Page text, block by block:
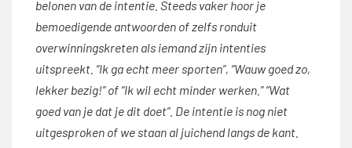
belonen van de intentie. Steeds vaker hoor je
bemoedigende antwoorden of zelfs ronduit
overwinningskreten als iemand zijn intenties
uitspreekt. “Ik ga echt meer sporten”, “Wauw goed zo,
lekker bezig!” of “Ik wil echt minder werken.” “Wat
goed van je dat je dit doet”. De intentie is nog niet
uitgesproken of we staan al juichend langs de kant.